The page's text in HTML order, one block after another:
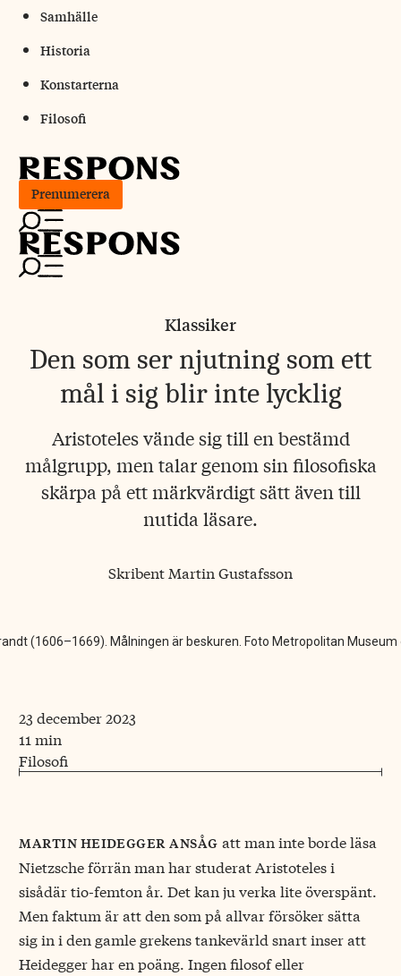
Skip
content
Samhälle
Historia
Konstarterna
Filosofi
Prenumerera
Klassiker
Den som ser njutning som ett
mål i sig blir inte lycklig
Aristoteles vände sig till en bestämd
målgrupp, men talar genom sin filosofiska
skärpa på ett märkvärdigt sätt även till
nutida läsare.
Skribent Martin Gustafsson
(1606–1669). Målningen är beskuren. Foto Metropolitan
23 december 2023
11 min
Filosofi
martin heidegger ansåg att man inte borde läsa
Nietzsche förrän man har studerat Aristoteles i
sisådär tio-femton år. Det kan ju verka lite överspänt.
Men faktum är att den som på allvar försöker sätta
sig in i den gamle grekens tankevärld snart inser att
Heidegger har en poäng. Ingen filosof eller